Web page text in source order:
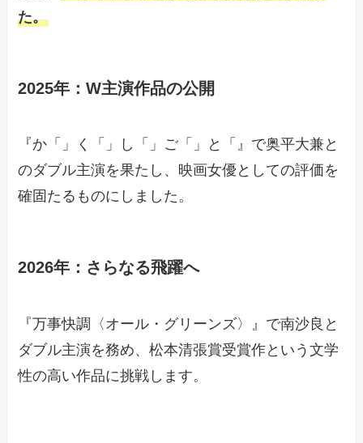
た。
2025年：W主演作品の公開
『か「」く「」し「」ご「」と「』で奥平大兼と
のダブル主演を果たし、映画女優としての評価を
確固たるものにしました。
2026年：さらなる飛躍へ
『万事快調〈オール・グリーンズ〉』で南沙良と
ダブル主演を務め、松本清張賞受賞作という文学
性の高い作品に挑戦します。